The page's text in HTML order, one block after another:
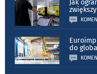
Jak
do